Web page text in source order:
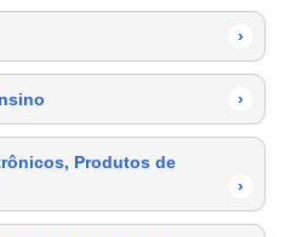
›
›
Produtos de
›